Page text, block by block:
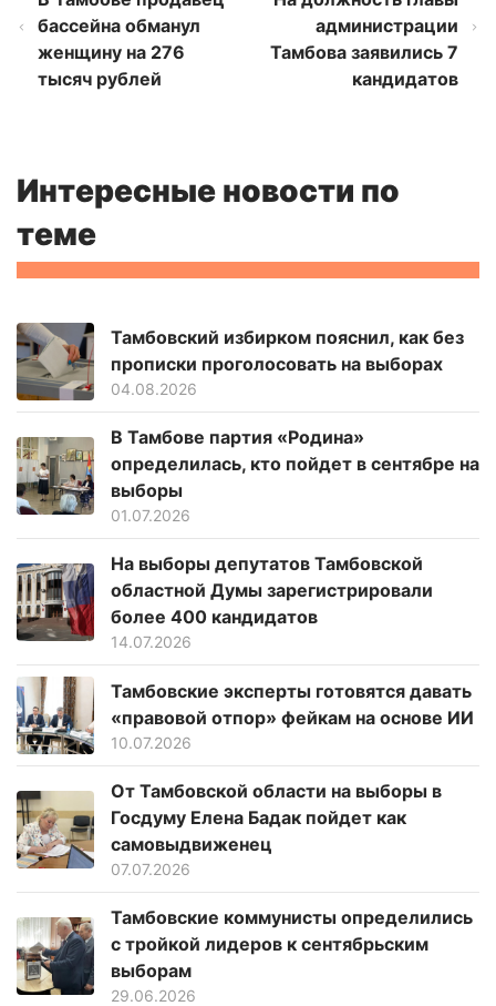
бассейна обманул
женщину на 276
тысяч рублей
администрации
Тамбова заявились 7
кандидатов
Интересные новости по
теме
Тамбовский избирком пояснил, как без
прописки проголосовать на выборах
04.08.2026
В Тамбове партия «Родина»
определилась, кто пойдет в сентябре на
выборы
01.07.2026
На выборы депутатов Тамбовской
областной Думы зарегистрировали
более 400 кандидатов
14.07.2026
Тамбовские эксперты готовятся давать
«правовой отпор» фейкам на основе ИИ
10.07.2026
От Тамбовской области на выборы в
Госдуму Елена Бадак пойдет как
самовыдвиженец
07.07.2026
Тамбовские коммунисты определились
с тройкой лидеров к сентябрьским
выборам
29.06.2026